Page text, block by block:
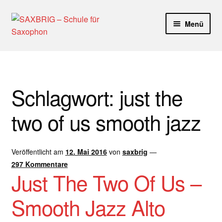
Zur
Navigation
Zum
Inhalt
Menü
Aktuelle Blog Artikel
ANMELDUNG
Dankeschön – Impro Basic Downloads (Youtube)
Datenschutz
Disclaimer
Schlagwort: just the
two of us smooth jazz
Veröffentlicht am 12. Mai 2016 von saxbrig —
297 Kommentare
Just The Two Of Us –
Smooth Jazz Alto